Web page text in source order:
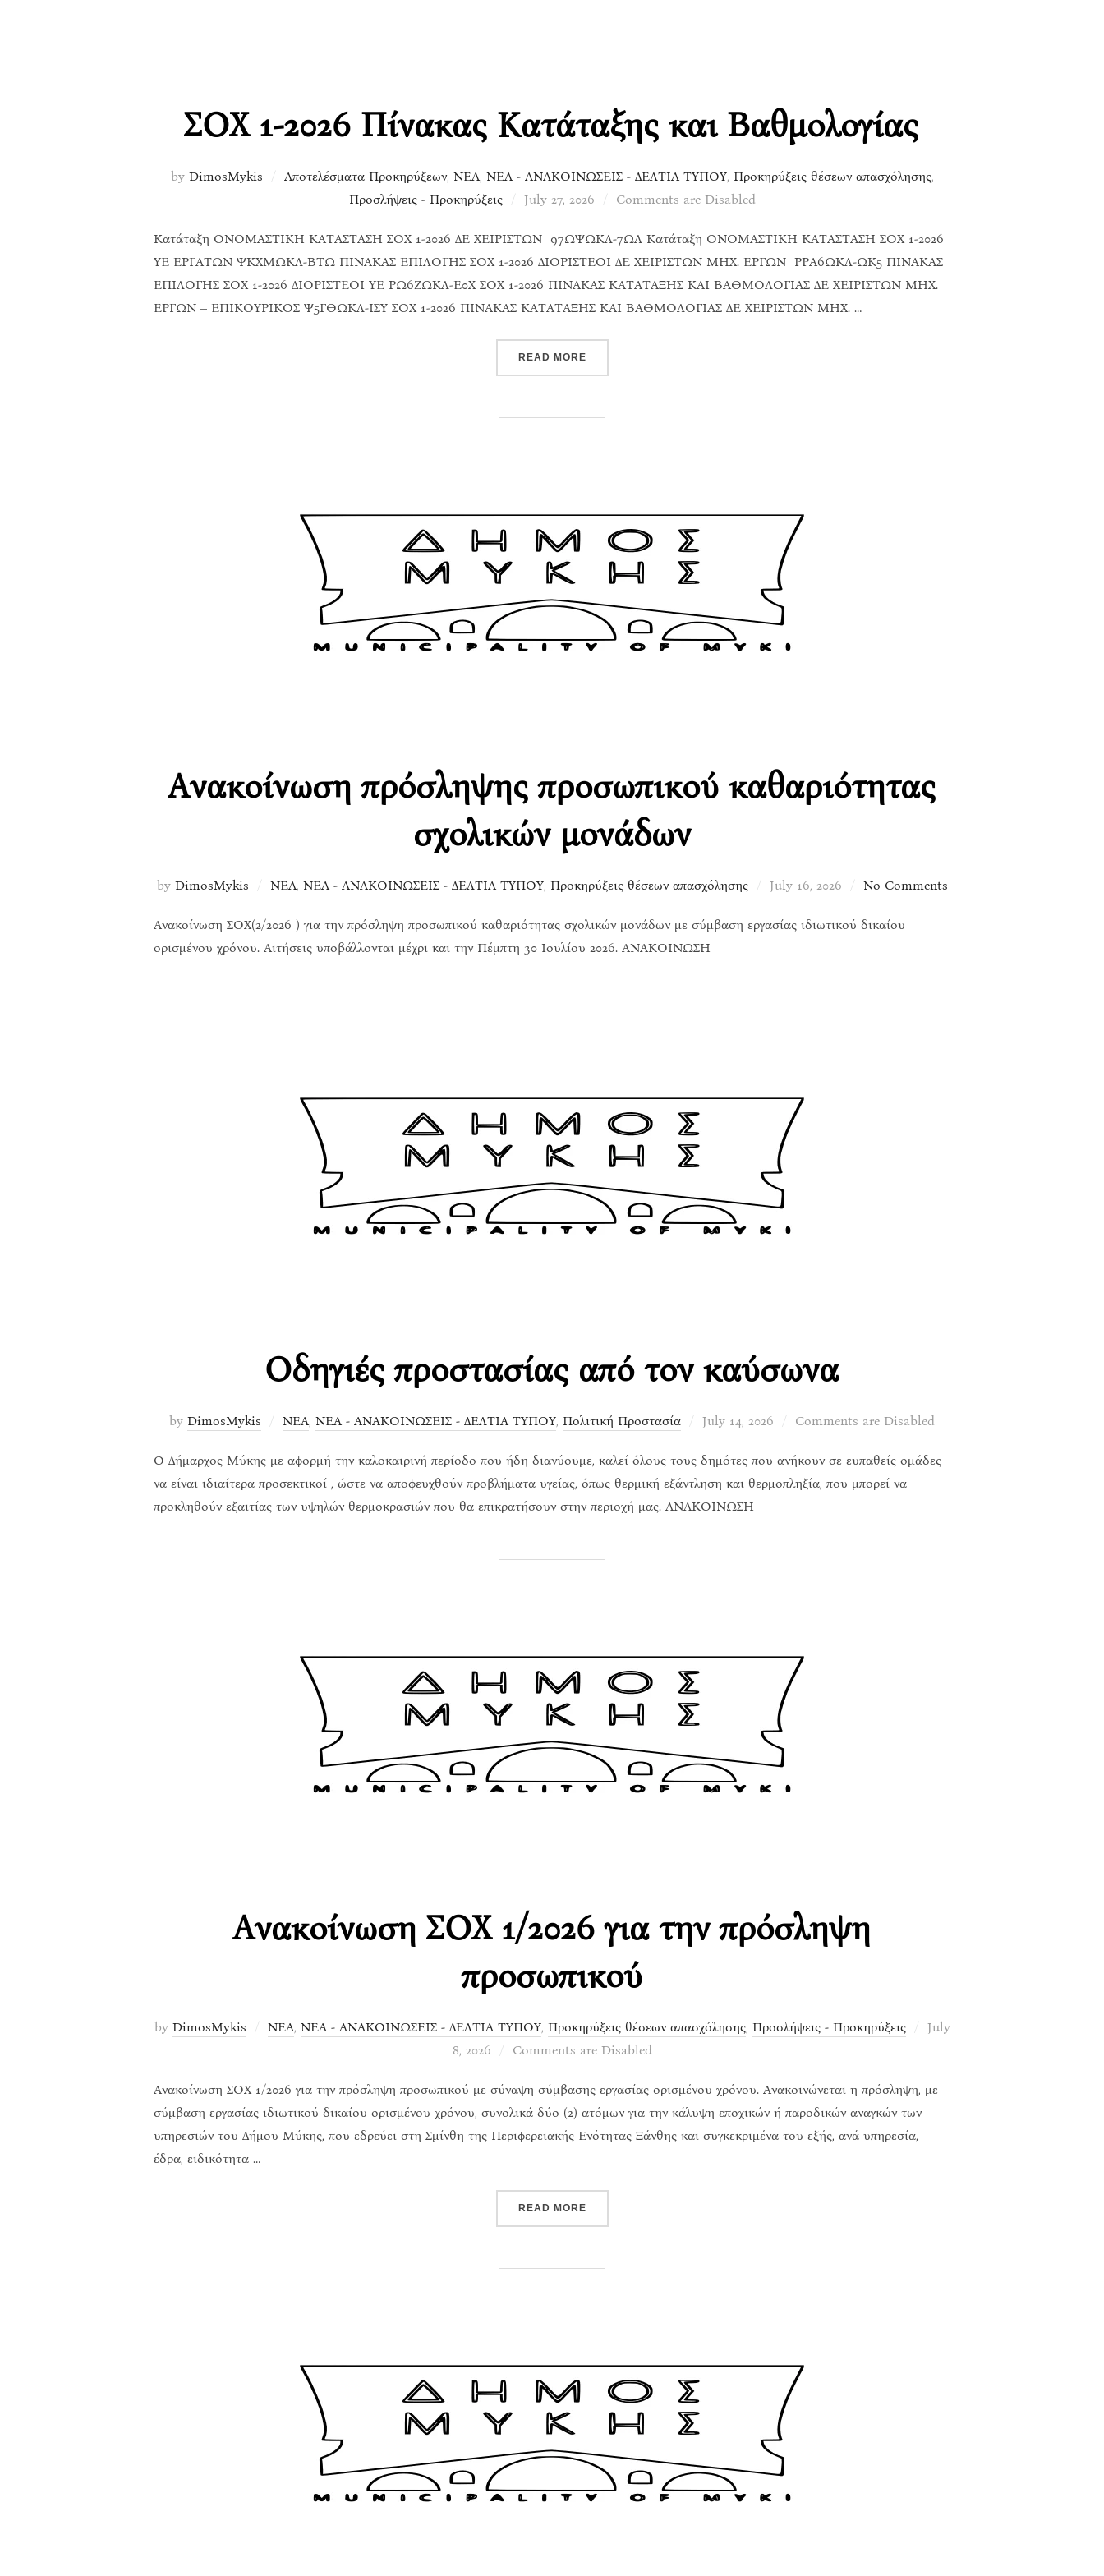
ΣΟΧ 1-2026 Πίνακας Κατάταξης και Βαθμολογίας
by DimosMykis Αποτελέσματα Προκηρύξεων, ΝΕΑ, ΝΕΑ - ΑΝΑΚΟΙΝΩΣΕΙΣ - ΔΕΛΤΙΑ ΤΥΠΟΥ, Προκηρύξεις θέσεων απασχόλησης,
Προσλήψεις - Προκηρύξεις
Posted
July 27, 2026 Comments are Disabled
Κατάταξη ΟΝΟΜΑΣΤΙΚΗ ΚΑΤΑΣΤΑΣΗ ΣΟΧ 1-2026 ΔΕ ΧΕΙΡΙΣΤΩΝ 97ΩΨΩΚΛ-7ΩΛ Κατάταξη ΟΝΟΜΑΣΤΙΚΗ ΚΑΤΑΣΤΑΣΗ ΣΟΧ 1-2026
ΥΕ ΕΡΓΑΤΩΝ ΨΚΧΜΩΚΛ-ΒΤΩ ΠΙΝΑΚΑΣ ΕΠΙΛΟΓΗΣ ΣΟΧ 1-2026 ΔΙΟΡΙΣΤΕΟΙ ΔΕ ΧΕΙΡΙΣΤΩΝ ΜΗΧ. ΕΡΓΩΝ ΡΡΑ6ΩΚΛ-ΩΚ5 ΠΙΝΑΚΑΣ
ΕΠΙΛΟΓΗΣ ΣΟΧ 1-2026 ΔΙΟΡΙΣΤΕΟΙ ΥΕ ΡΩ6ΖΩΚΛ-Ε0Χ ΣΟΧ 1-2026 ΠΙΝΑΚΑΣ ΚΑΤΑΤΑΞΗΣ ΚΑΙ ΒΑΘΜΟΛΟΓΙΑΣ ΔΕ ΧΕΙΡΙΣΤΩΝ ΜΗΧ.
ΕΡΓΩΝ – ΕΠΙΚΟΥΡΙΚΟΣ Ψ5ΓΘΩΚΛ-ΙΣΥ ΣΟΧ 1-2026 ΠΙΝΑΚΑΣ ΚΑΤΑΤΑΞΗΣ ΚΑΙ ΒΑΘΜΟΛΟΓΙΑΣ ΔΕ ΧΕΙΡΙΣΤΩΝ ΜΗΧ. …
READ MORE“ΣΟΧ 1-2026 ΠΊΝΑΚΑΣ ΚΑΤΆΤΑΞΗΣ ΚΑΙ ΒΑΘΜΟΛΟΓΊΑΣ”
Ανακοίνωση πρόσληψης προσωπικού καθαριότητας
σχολικών μονάδων
by DimosMykis ΝΕΑ, ΝΕΑ - ΑΝΑΚΟΙΝΩΣΕΙΣ - ΔΕΛΤΙΑ ΤΥΠΟΥ, Προκηρύξεις θέσεων απασχόλησης
Posted
July 16, 2026 No Comments
Ανακοίνωση ΣΟΧ(2/2026 ) για την πρόσληψη προσωπικού καθαριότητας σχολικών μονάδων με σύμβαση εργασίας ιδιωτικού δικαίου
ορισμένου χρόνου. Αιτήσεις υποβάλλονται μέχρι και την Πέμπτη 30 Ιουλίου 2026. ΑΝΑΚΟΙΝΩΣΗ
Οδηγιές προστασίας από τον καύσωνα
by DimosMykis ΝΕΑ, ΝΕΑ - ΑΝΑΚΟΙΝΩΣΕΙΣ - ΔΕΛΤΙΑ ΤΥΠΟΥ, Πολιτική Προστασία
Posted
July 14, 2026 Comments are Disabled
Ο Δήμαρχος Μύκης με αφορμή την καλοκαιρινή περίοδο που ήδη διανύουμε, καλεί όλους τους δημότες που ανήκουν σε ευπαθείς ομάδες
να είναι ιδιαίτερα προσεκτικοί , ώστε να αποφευχθούν προβλήματα υγείας, όπως θερμική εξάντληση και θερμοπληξία, που μπορεί να
προκληθούν εξαιτίας των υψηλών θερμοκρασιών που θα επικρατήσουν στην περιοχή μας. ΑΝΑΚΟΙΝΩΣΗ
Ανακοίνωση ΣΟΧ 1/2026 για την πρόσληψη
προσωπικού
by DimosMykis ΝΕΑ, ΝΕΑ - ΑΝΑΚΟΙΝΩΣΕΙΣ - ΔΕΛΤΙΑ ΤΥΠΟΥ, Προκηρύξεις θέσεων απασχόλησης, Προσλήψεις - Προκηρύξεις
Posted
July
8, 2026
Comments are Disabled
Ανακοίνωση ΣΟΧ 1/2026 για την πρόσληψη προσωπικού με σύναψη σύμβασης εργασίας ορισμένου χρόνου. Ανακοινώνεται η πρόσληψη, με
σύμβαση εργασίας ιδιωτικού δικαίου ορισμένου χρόνου, συνολικά δύο (2) ατόμων για την κάλυψη εποχικών ή παροδικών αναγκών των
υπηρεσιών του Δήμου Μύκης, που εδρεύει στη Σμίνθη της Περιφερειακής Ενότητας Ξάνθης και συγκεκριμένα του εξής, ανά υπηρεσία,
έδρα, ειδικότητα …
READ MORE“ΑΝΑΚΟΊΝΩΣΗ ΣΟΧ 1/2026 ΓΙΑ ΤΗΝ ΠΡΌΣΛΗΨΗ ΠΡΟΣΩΠΙΚΟΎ”